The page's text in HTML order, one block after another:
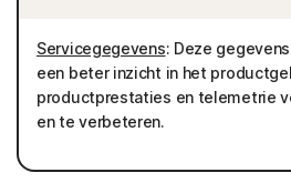
Servicegegevens: Deze
een beter inzicht in het
productprestaties en telemetrie
en te verbeteren.